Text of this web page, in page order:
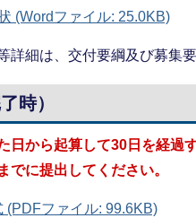
(Wordファイル: 25.0KB)
詳細は、交付要綱及び募集
時）
日から起算して30日を経過
でに提出してください。
(PDFファイル: 99.6KB)